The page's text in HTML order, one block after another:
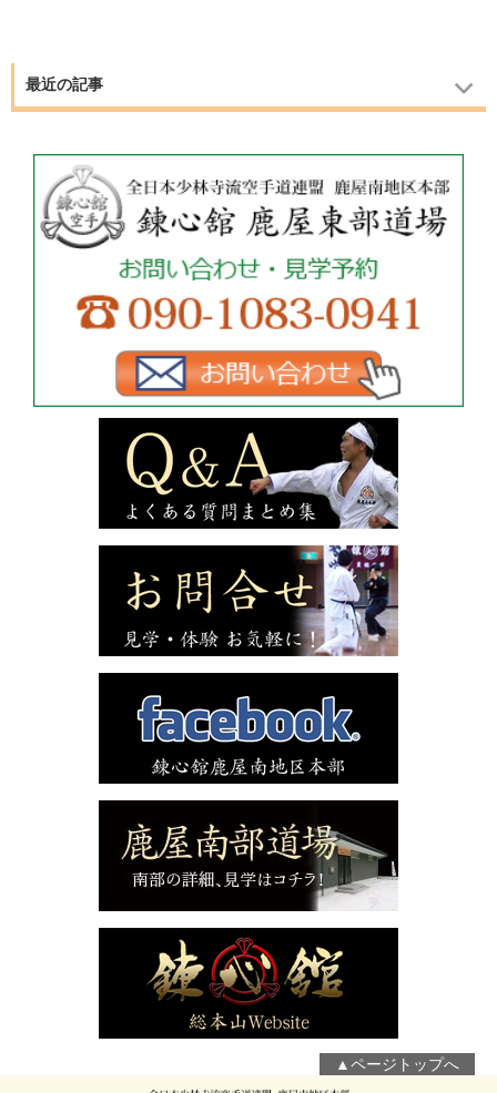
最近の記事
▲ページトップへ